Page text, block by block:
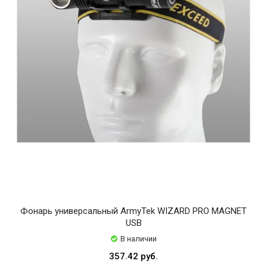
Фонарь универсальный ArmyTek WIZARD PRO MAGNET
USB
В наличии
357.42 руб.